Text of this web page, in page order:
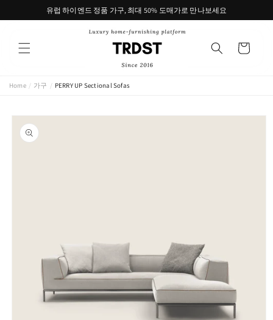
로 건너유럽 하이엔드 정품 가구, 최대 50% 도매가로 만나보세요
트
Home / 가구 / PERRY UP Sectional Sofas
제품 정
보로 건
너뛰기